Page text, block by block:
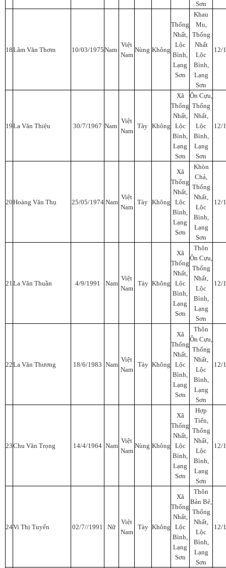
Sơn
18Lâm Văn Thơm 10/03/1975Nam
Việt
Nam
Nùng Không
Thống
Nhất,
Lộc
Bình,
Lạng
Sơn
Khau
Mu,
Thống
Nhất
Lộc
Bình,
Lạng
Sơn
12/
19La Văn Thiệu 30/7/1967 Nam
Việt
Nam
Tày Không
Xã
Thống
Nhất,
Lộc
Bình,
Lạng
Sơn
Ôn Cựu,
Thống
Nhất,
Lộc
Bình,
Lạng
Sơn
12/
20Hoàng Văn Thụ 25/05/1974 Nam
Việt
Nam
Tày Không
Xã
Thống
Nhất,
Lộc
Bình,
Lạng
Sơn
Khòn
Chả,
Thống
Nhất,
Lộc
Bình,
Lạng
Sơn
12/
21 La Văn Thuần 4/9/1991 Nam
Việt
Nam
Tày Không
Xã
Thống
Nhất,
Lộc
Bình,
Lạng
Sơn
Thôn
Ôn Cựu,
Thống
Nhất,
Lộc
Bình,
Lạng
Sơn
12/
22La Văn Thương 18/6/1983 Nam
Việt
Nam
Tày Không
Xã
Thống
Nhất,
Lộc
Bình,
Lạng
Sơn
Thôn
Ôn Cựu,
Thống
Nhất,
Lộc
Bình,
Lạng
Sơn
12/
23Chu Văn Trọng 14/4/1964 Nam
Việt
Nam
Nùng Không
Xã
Thống
Nhất,
Lộc
Bình,
Lạng
Sơn
Hợp
Tiến,
Thống
Nhất,
Lộc
Bình,
Lạng
Sơn
12/
24Vi Thị Tuyến 02/7//1991 Nữ
Việt
Nam
Tày Không
Xã
Thống
Nhất,
Lộc
Bình,
Lạng
Sơn
Thôn
Bản Bẻ,
Thống
Nhất,
Lộc
Bình,
Lạng
Sơn
12/